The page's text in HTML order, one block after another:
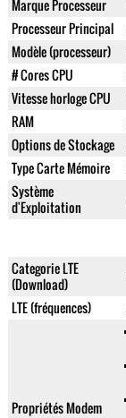
Marque Processeur
Processeur Principal
Modèle (processeur)
# Cores CPU
Vitesse horloge CPU
RAM
Options de Stockage
Type Carte Mémoire
Système
d'Exploitation
Categorie LTE
(Download)
LTE (fréquences)
Propriétés Modem